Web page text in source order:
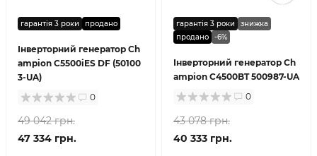
гарантія 3 роки продано
Інверторний генератор Ch
ampion C5500iES DF (50100
3-UA)
0
49 042 грн.
47 334 грн.
гарантія 3 роки
знижка
продано
-6%
Інверторний генератор Ch
ampion C4500BT 500987-UA
0
43 078 грн.
40 333 грн.